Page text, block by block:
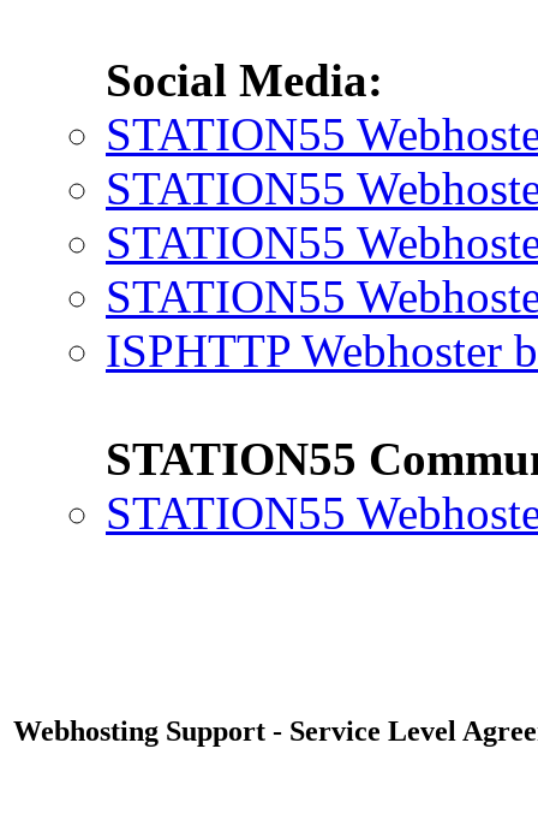
Social Media:
STATION55
STATION55
STATION55
STATION55
ISPHTTP Webhoster
STATION55
STATION55
Webhosting Support - Service Level